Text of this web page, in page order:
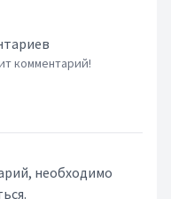
комментарий!
необходимо